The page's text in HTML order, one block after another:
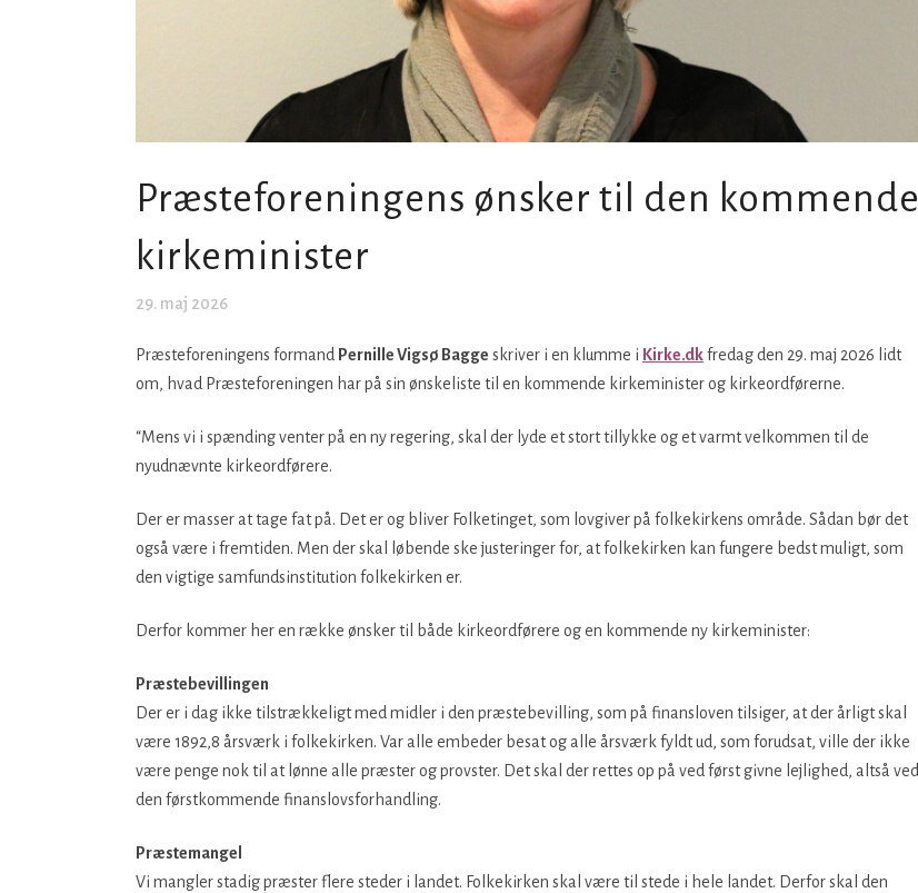
Præsteforeningens ønsker til den kommende
kirkeminister
29. maj 2026
Præsteforeningens formand Pernille Vigsø Bagge skriver i en klumme i Kirke.dkfredag den 29. maj 2026 lidt
om, hvad Præsteforeningen har på sin ønskeliste til en kommende kirkeminister og kirkeordførerne.
“Mens vi i spænding venter på en ny regering, skal der lyde et stort tillykke og et varmt velkommen til de
nyudnævnte kirkeordførere.
Der er masser at tage fat på. Det er og bliver Folketinget, som lovgiver på folkekirkens område. Sådan bør det
også være i fremtiden. Men der skal løbende ske justeringer for, at folkekirken kan fungere bedst muligt, som
den vigtige samfundsinstitution folkekirken er.
Derfor kommer her en række ønsker til både kirkeordførere og en kommende ny kirkeminister:
Præstebevillingen
Der er i dag ikke tilstrækkeligt med midler i den præstebevilling, som på finansloven tilsiger, at der årligt skal
være 1892,8 årsværk i folkekirken. Var alle embeder besat og alle årsværk fyldt ud, som forudsat, ville der ikke
være penge nok til at lønne alle præster og provster. Det skal der rettes op på ved først givne lejlighed, altså ved
den førstkommende finanslovsforhandling.
Præstemangel
Vi mangler stadig præster flere steder i landet. Folkekirken skal være til stede i hele landet. Derfor skal den